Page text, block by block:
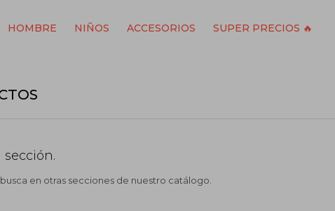
HOMBRE NIÑOS ACCESORIOS SUPER PRECIOS 🔥
sección.
en otras secciones de nuestro catálogo.